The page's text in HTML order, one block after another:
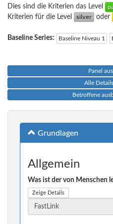
Dies sind die Kriterien das Level
Kriterien für die Level
oder
Baseline Series: Baseline Niveau 1
Panel
Alle
Betroffene
Grundlagen
Allgemein
Was ist der von Menschen
Zeige Details